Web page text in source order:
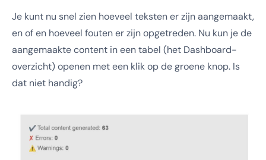
Je kunt nu snel zien hoeveel teksten er zijn aangemaakt,
en of en hoeveel fouten er zijn opgetreden. Nu kun je de
aangemaakte content in een tabel (het Dashboard-
overzicht) openen met een klik op de groene knop. Is
dat niet handig?